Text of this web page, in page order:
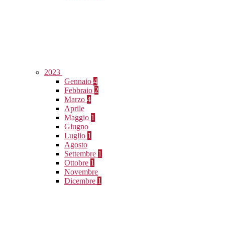
2023
Gennaio 4
Febbraio 2
Marzo 4
Aprile
Maggio 1
Giugno
Luglio 1
Agosto
Settembre 1
Ottobre 1
Novembre
Dicembre 1